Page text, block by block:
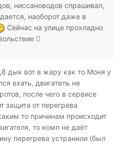
ниссановодов спрашивал,
наоборот даже в
Сейчас на улице прохладно

дык вот в жару как то Моня у
ехать, двигатель не
после чего в сервисе
защита от перегрева
то причинам происходит
то комп не даёт
перегрева устранили (был